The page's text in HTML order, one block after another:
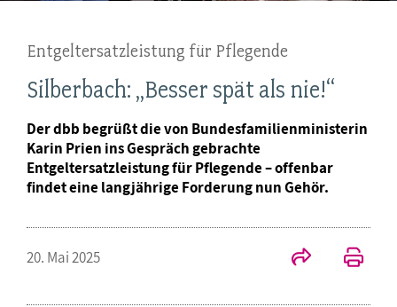
Entgeltersatzleistung für Pflegende
Silberbach: „Besser spät als nie!“
Der dbb begrüßt die von Bundesfamilienministerin
Karin Prien ins Gespräch gebrachte
Entgeltersatzleistung für Pflegende – offenbar
findet eine langjährige Forderung nun Gehör.
20. Mai 2025